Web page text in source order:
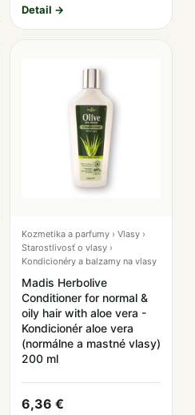
Detail →
Kozmetika a parfumy › Vlasy ›
Starostlivosť o vlasy ›
Kondicionéry a balzamy na vlasy
Madis Herbolive
Conditioner for normal &
oily hair with aloe vera -
Kondicionér aloe vera
(normálne a mastné vlasy)
200 ml
6,36 €